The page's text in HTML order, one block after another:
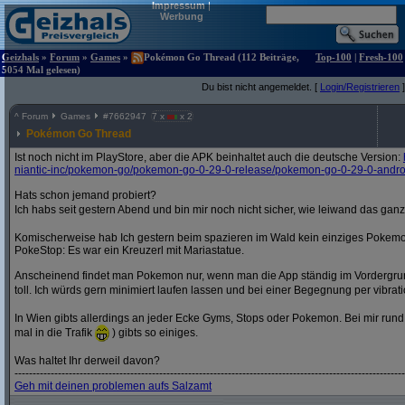
Impressum|
Werbung
Geizhals » Forum » Games »
Pokémon Go Thread (112 Beiträge,
5054 Mal gelesen)
Top-100 | Fresh-100
Du bist nicht angemeldet. [ Login/Registrieren ]
^ Forum Games #7662947 7 x x 2
Pokémon Go Thread
Ist noch nicht im PlayStore, aber die APK beinhaltet auch die deutsche Version:
niantic-inc/pokemon-go/pokemon-go-0-29-0-release/pokemon-go-0-29-0-
Hats schon jemand probiert?
Ich habs seit gestern Abend und bin mir noch nicht sicher, wie leiwand das
Komischerweise hab Ich gestern beim spazieren im Wald kein einziges
PokeStop: Es war ein Kreuzerl mit Mariastatue.
Anscheinend findet man Pokemon nur, wenn man die App ständig im
toll. Ich würds gern minimiert laufen lassen und bei einer Begegnung per
In Wien gibts allerdings an jeder Ecke Gyms, Stops oder Pokemon. Bei mir
mal in die Trafik
) gibts so einiges.
Was haltet Ihr derweil davon?
Geh mit deinen problemen aufs Salzamt